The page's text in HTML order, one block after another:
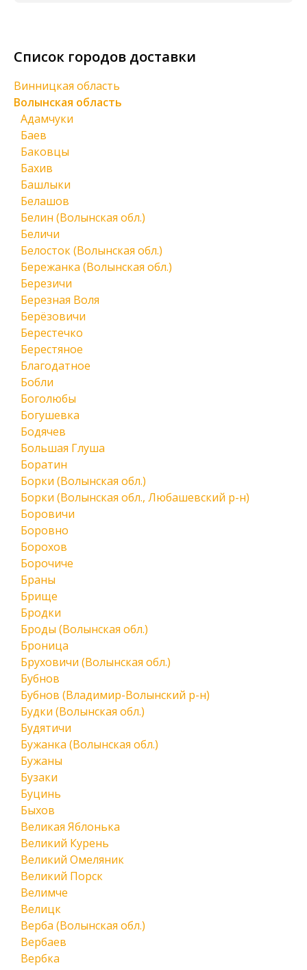
Список городов доставки
Винницкая область
Волынская область
Адамчуки
Баев
Баковцы
Бахив
Башлыки
Белашов
Белин (Волынская обл.)
Беличи
Белосток (Волынская обл.)
Бережанка (Волынская обл.)
Березичи
Березная Воля
Берёзовичи
Берестечко
Берестяное
Благодатное
Бобли
Боголюбы
Богушевка
Бодячев
Большая Глуша
Боратин
Борки (Волынская обл.)
Борки (Волынская обл., Любашевский р-н)
Боровичи
Боровно
Борохов
Борочиче
Браны
Брище
Бродки
Броды (Волынская обл.)
Броница
Бруховичи (Волынская обл.)
Бубнов
Бубнов (Владимир-Волынский р-н)
Будки (Волынская обл.)
Будятичи
Бужанка (Волынская обл.)
Бужаны
Бузаки
Буцинь
Быхов
Великая Яблонька
Великий Курень
Великий Омеляник
Великий Порск
Велимче
Велицк
Верба (Волынская обл.)
Вербаев
Вербка